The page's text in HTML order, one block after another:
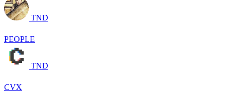
TND
PEOPLE
TND
CVX